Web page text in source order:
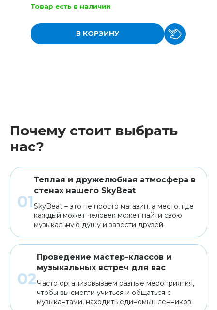
Товар есть в наличии
В КОРЗИНУ
Почему стоит выбрать
нас?
Теплая и дружелюбная атмосфера в
стенах нашего SkyBeat
SkyBeat – это не просто магазин, а место, где
каждый может человек может найти свою
музыкальную душу и завести друзей.
Проведение мастер-классов и
музыкальных встреч для вас
Часто организовываем разные мероприятия,
чтобы вы смогли учиться и общаться с
музыкантами, находить единомышленников.